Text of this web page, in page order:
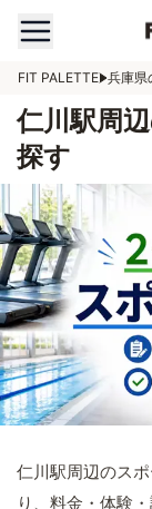
FIT PALETTE 兵庫県
仁川駅周
探す
仁川駅周辺のス
り、料金・体験